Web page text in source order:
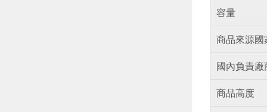
容量
商品來源國
國內負責
商品高度